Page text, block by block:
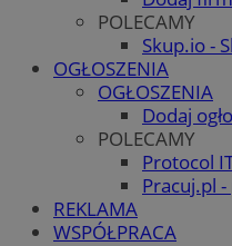
POLECAMY
Skup.io -
OGŁOSZENIA
OGŁOSZENIA
Dodaj
POLECAMY
Protocol
Pracuj.pl
REKLAMA
WSPÓŁPRACA